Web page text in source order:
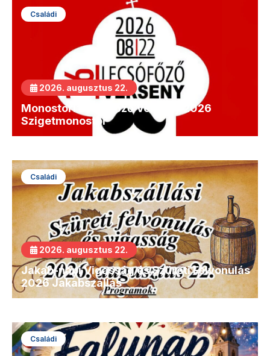
Családi
2026. augusztus 22.
Monostori Lecsófőző Verseny 2026
Szigetmonostor
Családi
2026. augusztus 22.
Jakab-napi Vigasság és Szüreti Felvonulás
2026 Jakabszállás
Családi